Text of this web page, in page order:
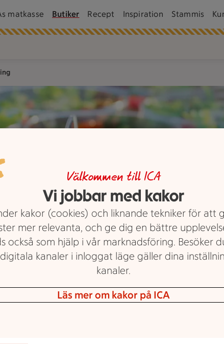
matkasse Butiker Recept Inspiration Stammis
och bröd, samt en burk med något som ser ut som
Välkommen till ICA
Vi jobbar med kakor
kakor (cookies) och liknande tekniker för att
mer relevanta, och ge dig en bättre
också som hjälp i vår marknadsföring. Besöker
kanaler i inloggat läge gäller dina
kanaler.
Läs mer om kakor på ICA